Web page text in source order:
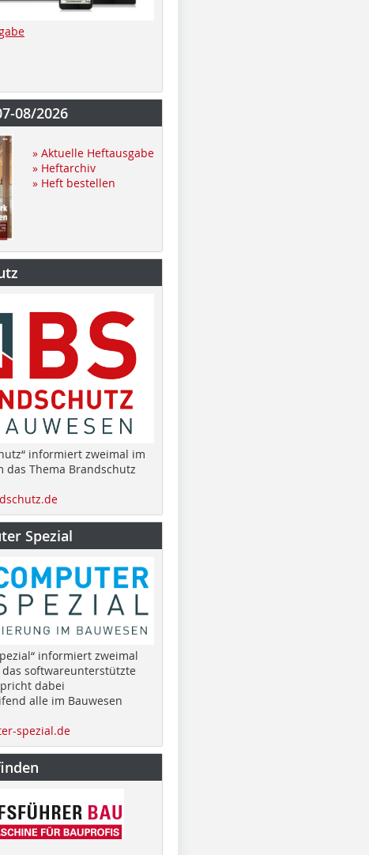
08/2026
» Aktuelle Heftausgabe
» Heftarchiv
» Heft bestellen
informiert zweimal im
das Thema Brandschutz
Spezial
informiert zweimal
softwareunterstützte
dabei
alle im Bauwesen
spezial.de